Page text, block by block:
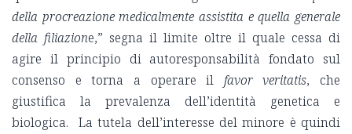
della procreazione medicalmente assistita e quella generale
della filiazione,” segna il limite oltre il quale cessa di
agire il principio di autoresponsabilità fondato sul
consenso e torna a operare il favor veritatis, che
giustifica la prevalenza dell’identità genetica e
biologica. La tutela dell’interesse del minore è quindi